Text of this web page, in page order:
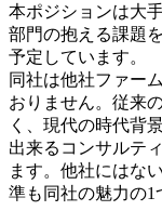
本ポジションは大
部門の抱える課題
予定しています。
同社は他社ファー
おりません。従来
く、現代の時代背
出来るコンサルテ
ます。他社にはな
準も同社の魅力の1